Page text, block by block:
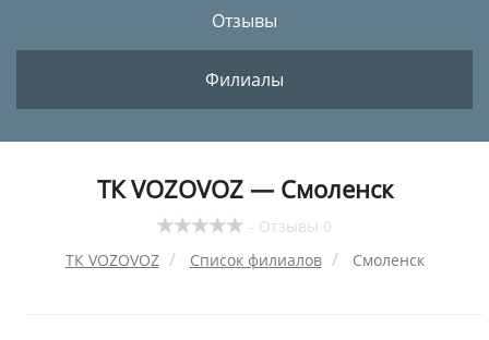
Отзывы
Филиалы
ТК VOZOVOZ — Смоленск
- Отзывы 0
ТК VOZOVOZ
Список филиалов Смоленск